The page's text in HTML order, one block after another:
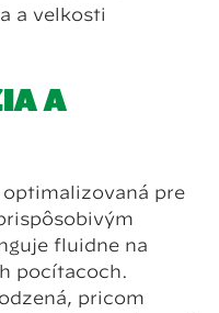
a veľkosti
A
pre
fluidne na
počítačoch.
pričom